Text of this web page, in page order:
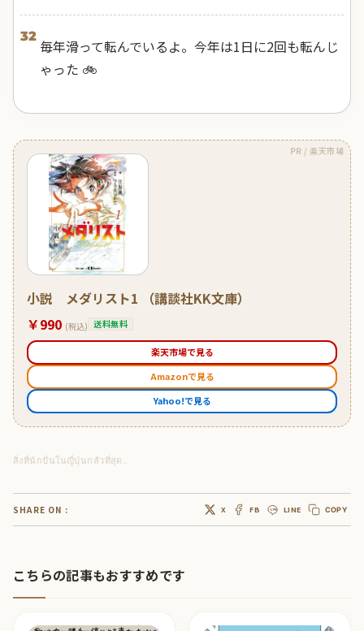
32
毎年滑って転んでいるよ。今年は1日に2回も転んじ
ゃった 🚲
PR / 楽天市場
小説 メダリスト1 （講談社KK文庫）
￥990 (税込) 送料無料
楽天市場で見る
Amazonで見る
Yahoo!で見る
สิ่งที่นักปั่นในญี่ปุ่นกลัวที่สุด..
SHARE ON : X FB LINE COPY
こちらの記事もおすすめです